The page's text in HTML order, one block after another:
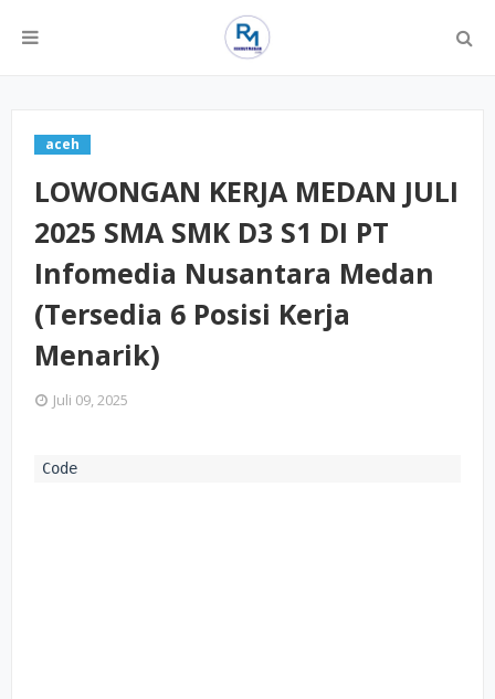
aceh
LOWONGAN KERJA MEDAN JULI
2025 SMA SMK D3 S1 DI PT
Infomedia Nusantara Medan
(Tersedia 6 Posisi Kerja
Menarik)
Juli 09, 2025